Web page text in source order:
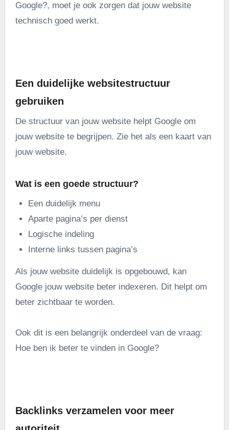
Google?, moet je ook zorgen dat jouw website
technisch goed werkt.
Een duidelijke websitestructuur
gebruiken
De structuur van jouw website helpt Google om
jouw website te begrijpen. Zie het als een kaart van
jouw website.
Wat is een goede structuur?
Een duidelijk menu
Aparte pagina’s per dienst
Logische indeling
Interne links tussen pagina’s
Als jouw website duidelijk is opgebouwd, kan
Google jouw website beter indexeren. Dit helpt om
beter zichtbaar te worden.
Ook dit is een belangrijk onderdeel van de vraag:
Hoe ben ik beter te vinden in Google?
Backlinks verzamelen voor meer